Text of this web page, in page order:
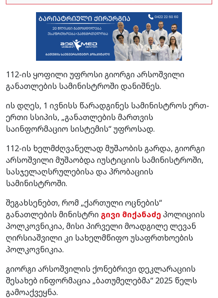
112-ის ყოფილი უფროსი გიორგი არსოშვილი
განათლების სამინისტროში დანიშნეს.
ის დღეს, 1 ივნისს წარადგინეს სამინისტროს ერთ-
ერთი სსიპის, „განათლების მართვის
საინფორმაციო სისტემის“ უფროსად.
112-ის ხელმძღვანელად მუშაობის გარდა, გიორგი
არსოშვილი მუშაობდა იუსტიციის სამინისტროში,
სასჯელაღსრულებისა და პრობაციის
სამინისტროში.
შეგახსენებთ, რომ „ქართული ოცნების“
განათლების მინისტრი გივი მიქანაძე პოლიციის
პოლკოვნიკია, მისი პირველი მოადგილე ლევან
ღირსიაშვილი კი სახელმწიფო უსაფრთხოების
პოლკოვნიკია.
გიორგი არსოშვილის ქონებრივი დეკლარაციის
შესახებ ინფორმაცია „ბათუმელებმა“ 2025 წელს
გამოაქვეყნა.